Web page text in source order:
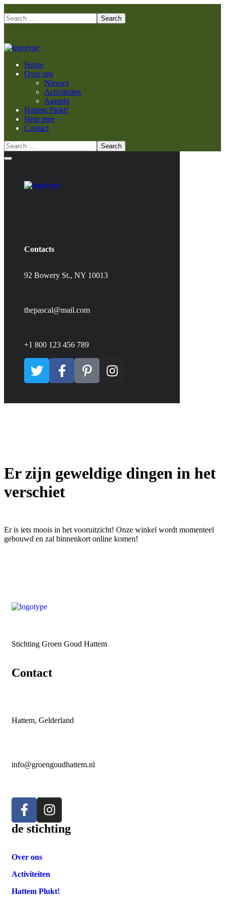
Home
Over ons
Nieuws
Activiteiten
Agenda
Hattem Plukt!
Help mee
Contact
Contacts
92 Bowery St., NY 10013
thepascal@mail.com
+1 800 123 456 789
Er zijn geweldige dingen in het
verschiet
Er is iets moois in het vooruitzicht! Onze winkel wordt momenteel
gebouwd en zal binnenkort online komen!
Stichting Groen Goud Hattem
Contact
Hattem, Gelderland
info@groengoudhattem.nl
de stichting
Over ons
Activiteiten
Hattem Plukt!